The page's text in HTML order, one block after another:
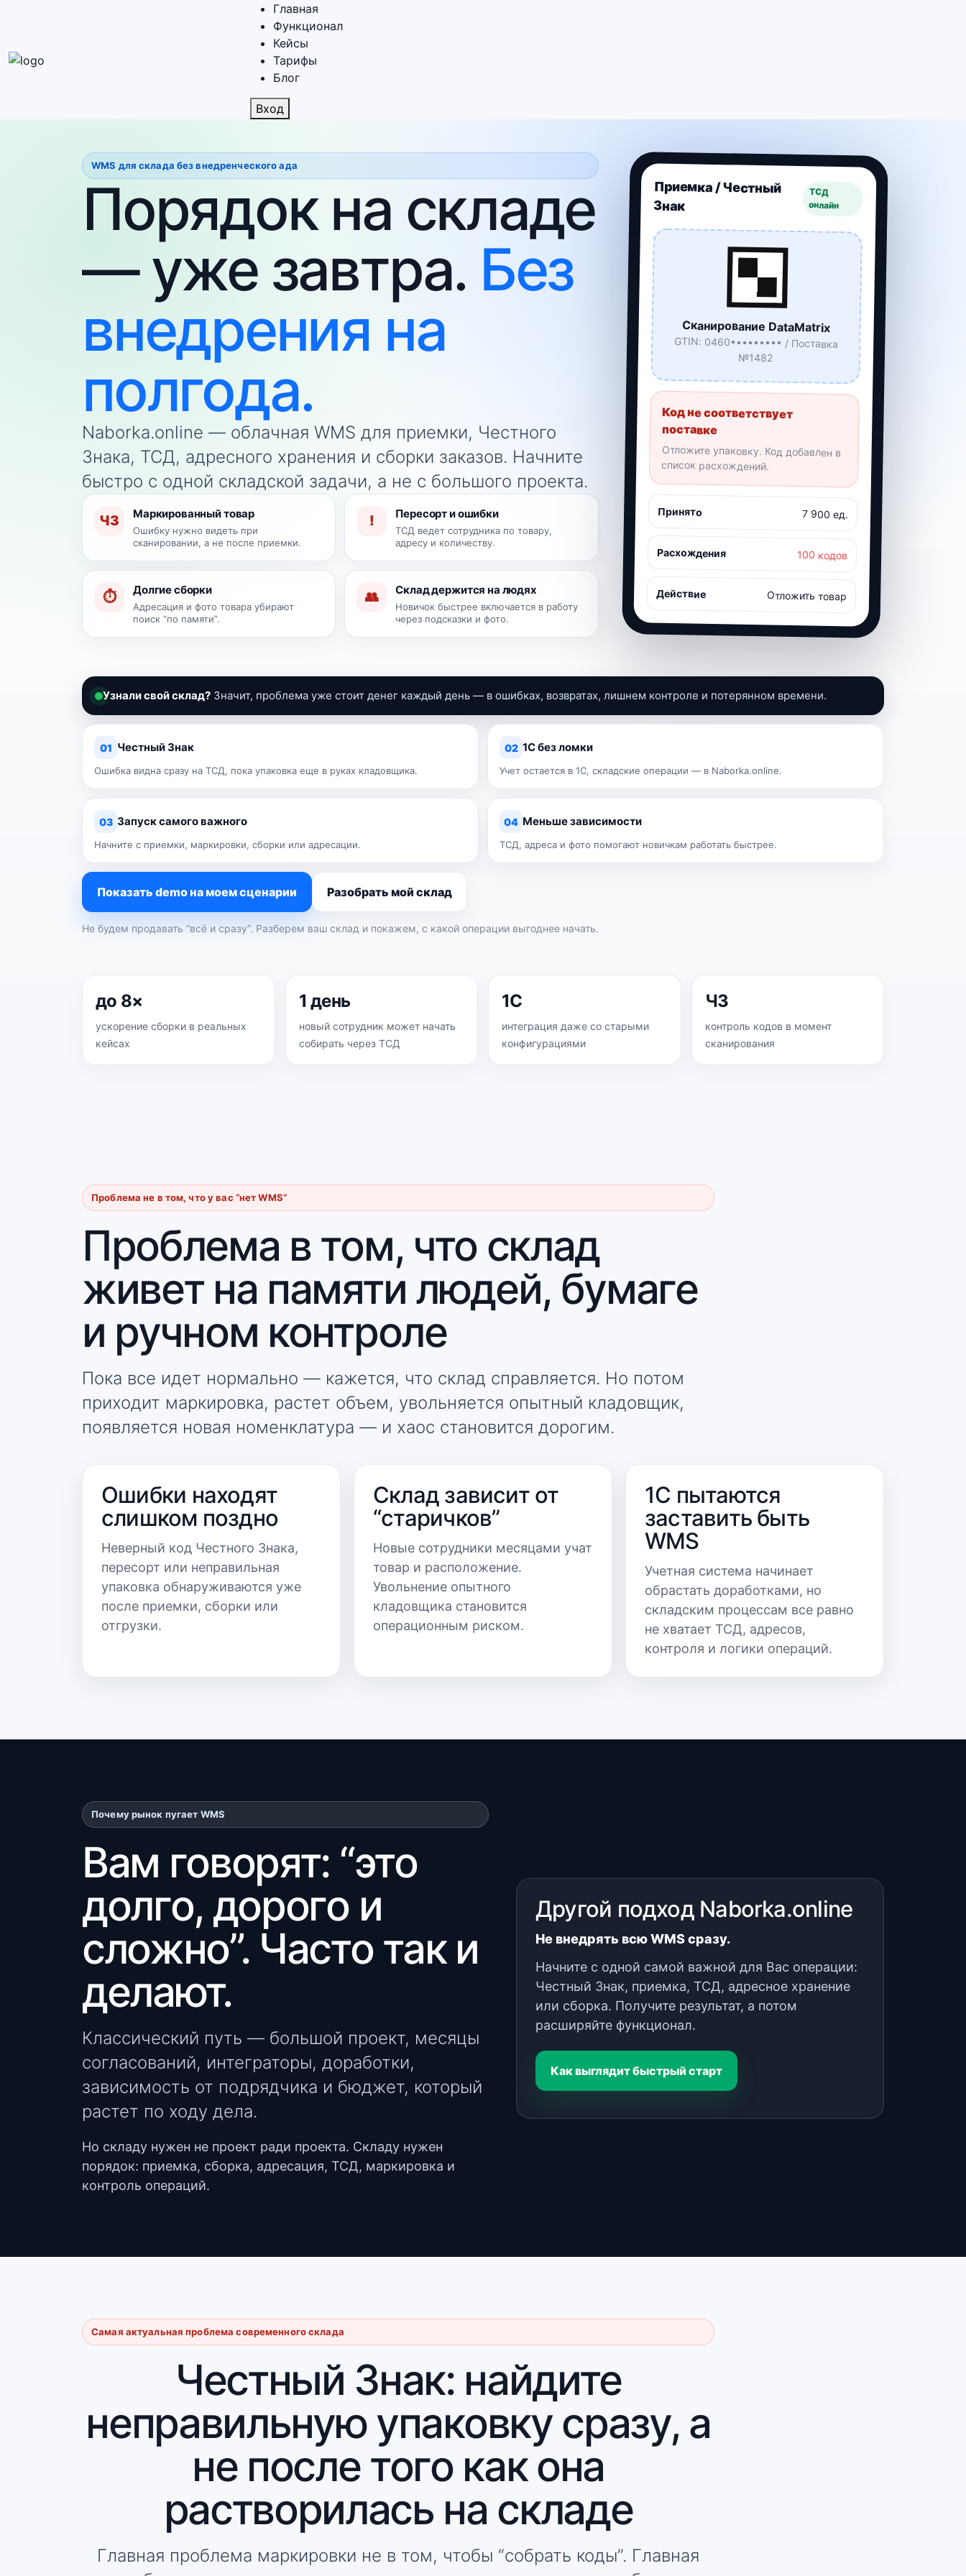
Главная
Функционал
Кейсы
Тарифы
Блог
Вход
WMS для склада без внедренческого ада
Порядок на складе
— уже завтра. Без
внедрения на
полгода.
Naborka.online — облачная WMS для приемки, Честного
Знака, ТСД, адресного хранения и сборки заказов. Начните
быстро с одной складской задачи, а не с большого проекта.
ЧЗ Маркированный товар
Ошибку нужно видеть при
сканировании, а не после приемки.
! Пересорт и ошибки
ТСД ведет сотрудника по товару,
адресу и количеству.
⏱ Долгие сборки
Адресация и фото товара убирают
поиск “по памяти”.
👥 Склад держится на людях
Новичок быстрее включается в работу
через подсказки и фото.
Приемка / Честный
Знак
ТСД
онлайн
Сканирование DataMatrix
GTIN: 0460••••••••• / Поставка
№1482
Код не соответствует
поставке
Отложите упаковку. Код добавлен в
список расхождений.
Принято 7 900 ед.
Расхождения 100 кодов
Действие Отложить товар
Узнали свой склад? Значит, проблема уже стоит денег каждый день — в ошибках, возвратах, лишнем контроле и потерянном времени.
01 Честный Знак
Ошибка видна сразу на ТСД, пока упаковка еще в руках кладовщика.
02 1С без ломки
Учет остается в 1С, складские операции — в Naborka.online.
03 Запуск самого важного
Начните с приемки, маркировки, сборки или адресации.
04 Меньше зависимости
ТСД, адреса и фото помогают новичкам работать быстрее.
Показать demo на моем сценарии Разобрать мой склад
Не будем продавать “всё и сразу”. Разберем ваш склад и покажем, с какой операции выгоднее начать.
до 8×
ускорение сборки в реальных
кейсах
1 день
новый сотрудник может начать
собирать через ТСД
1С
интеграция даже со старыми
конфигурациями
ЧЗ
контроль кодов в момент
сканирования
Проблема не в том, что у вас “нет WMS”
Проблема в том, что склад
живет на памяти людей, бумаге
и ручном контроле
Пока все идет нормально — кажется, что склад справляется. Но потом
приходит маркировка, растет объем, увольняется опытный кладовщик,
появляется новая номенклатура — и хаос становится дорогим.
Ошибки находят
слишком поздно
Неверный код Честного Знака,
пересорт или неправильная
упаковка обнаруживаются уже
после приемки, сборки или
отгрузки.
Склад зависит от
“старичков”
Новые сотрудники месяцами учат
товар и расположение.
Увольнение опытного
кладовщика становится
операционным риском.
1С пытаются
заставить быть
WMS
Учетная система начинает
обрастать доработками, но
складским процессам все равно
не хватает ТСД, адресов,
контроля и логики операций.
Почему рынок пугает WMS
Вам говорят: “это
долго, дорого и
сложно”. Часто так и
делают.
Классический путь — большой проект, месяцы
согласований, интеграторы, доработки,
зависимость от подрядчика и бюджет, который
растет по ходу дела.
Но складу нужен не проект ради проекта. Складу нужен
порядок: приемка, сборка, адресация, ТСД, маркировка и
контроль операций.
Другой подход Naborka.online
Не внедрять всю WMS сразу.
Начните с одной самой важной для Вас операции:
Честный Знак, приемка, ТСД, адресное хранение
или сборка. Получите результат, а потом
расширяйте функционал.
Как выглядит быстрый старт
Самая актуальная проблема современного склада
Честный Знак: найдите
неправильную упаковку сразу, а
не после того как она
растворилась на складе
Главная проблема маркировки не в том, чтобы “собрать коды”. Главная